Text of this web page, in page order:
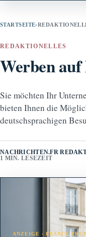
STARTSEITE›
REDAKTIONELLES
Werben
Sie möchten Ihr
bieten Ihnen die
deutschsprachigen
NACHRICHTEN.FR
1 MIN. LESEZEIT
ANZEIGE · FRANCE